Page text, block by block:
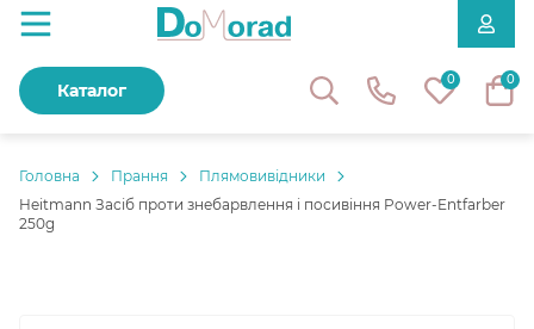
0 0
Каталог
Головнa Прання
Плямовивідники
Heitmann Засіб проти знебарвлення і посивіння Power-Entfarber
250g